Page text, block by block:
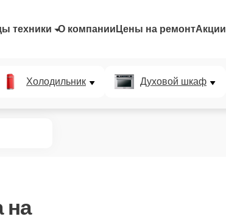
техники О компании Цены на ремонтАкции
Холодильник Духовой шкаф
на